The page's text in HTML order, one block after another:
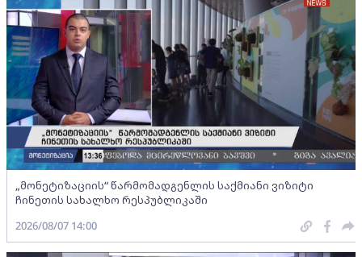
„მონეტიზაციის“ წარმომადგენლის საქმიანი ვიზიტი
ჩინეთის სახალხო რესპუბლიკაში
2026/08/07 14:00